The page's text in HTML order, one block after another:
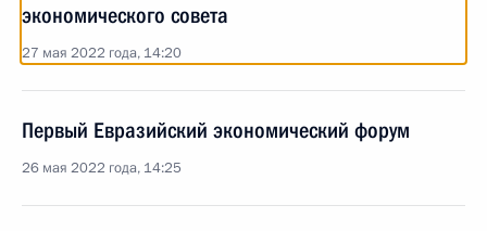
экономического совета
27 мая 2022 года, 14:20
Первый Евразийский экономический форум
26 мая 2022 года, 14:25